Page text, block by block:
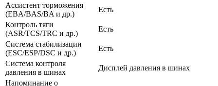
Ассистент торможения
(EBA/BAS/BA и др.)
Есть
Контроль тяги
(ASR/TCS/TRC и др.)
Есть
Система стабилизации
(ESC/ESP/DSC и др.)
Есть
Система контроля
давления в шинах
Дисплей давления в шинах
Напоминание о